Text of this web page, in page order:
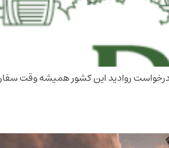
درخواست روادید این کشور همیشه وقت